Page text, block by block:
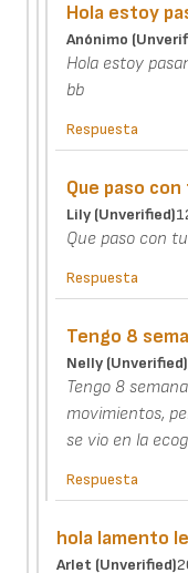
Hola estoy
Anónimo
Hola estoy
bb
Respuesta
Que paso con
Lily (unverified)
Que paso con
Respuesta
Tengo 8
Nelly (unverified)
Tengo 8
movimientos,
se vio en la
Respuesta
hola lamento
Arlet (unverified)